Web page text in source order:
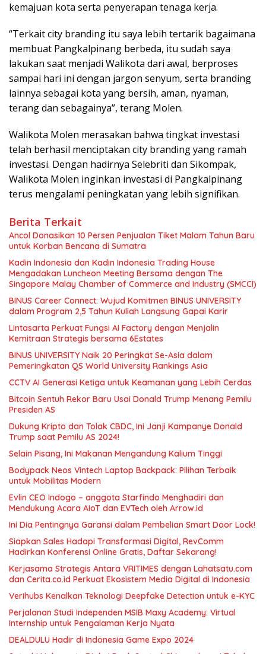
kemajuan kota serta penyerapan tenaga kerja.
“Terkait city branding itu saya lebih tertarik bagaimana
membuat Pangkalpinang berbeda, itu sudah saya
lakukan saat menjadi Walikota dari awal, berproses
sampai hari ini dengan jargon senyum, serta branding
lainnya sebagai kota yang bersih, aman, nyaman,
terang dan sebagainya”, terang Molen.
Walikota Molen merasakan bahwa tingkat investasi
telah berhasil menciptakan city branding yang ramah
investasi. Dengan hadirnya Selebriti dan Sikompak,
Walikota Molen inginkan investasi di Pangkalpinang
terus mengalami peningkatan yang lebih signifikan.
Berita Terkait
Ancol Donasikan 10 Persen Penjualan Tiket Malam Tahun Baru
untuk Korban Bencana di Sumatra
Kadin Indonesia dan Kadin Indonesia Trading House
Mengadakan Luncheon Meeting Bersama dengan The
Singapore Malay Chamber of Commerce and Industry (SMCCI)
BINUS Career Connect: Wujud Komitmen BINUS UNIVERSITY
dalam Program 2,5 Tahun Kuliah Langsung Gapai Karir
Lintasarta Perkuat Fungsi AI Factory dengan Menjalin
Kemitraan Strategis bersama 6Estates
BINUS UNIVERSITY Naik 20 Peringkat Se-Asia dalam
Pemeringkatan QS World University Rankings Asia
CCTV AI Generasi Ketiga untuk Keamanan yang Lebih Cerdas
Bitcoin Sentuh Rekor Baru Usai Donald Trump Menang Pemilu
Presiden AS
Dukung Kripto dan Tolak CBDC, Ini Janji Kampanye Donald
Trump saat Pemilu AS 2024!
Selain Pisang, Ini Makanan Mengandung Kalium Tinggi
Bodypack Neos Vintech Laptop Backpack: Pilihan Terbaik
untuk Mobilitas Modern
Evlin CEO Indogo – anggota Starfindo Menghadiri dan
Mendukung Acara AIoT dan EVTech oleh Arrow.id
Ini Dia Pentingnya Garansi dalam Pembelian Smart Door Lock!
Siapkan Sales Hadapi Transformasi Digital, RevComm
Hadirkan Konferensi Online Gratis, Daftar Sekarang!
Kerjasama Strategis Antara VRITIMES dengan Lahatsatu.com
dan Cerita.co.id Perkuat Ekosistem Media Digital di Indonesia
Verihubs Kenalkan Teknologi Deepfake Detection untuk e-KYC
Perjalanan Studi Independen MSIB Maxy Academy: Virtual
Internship untuk Pengalaman Kerja Nyata
DEALDULU Hadir di Indonesia Game Expo 2024